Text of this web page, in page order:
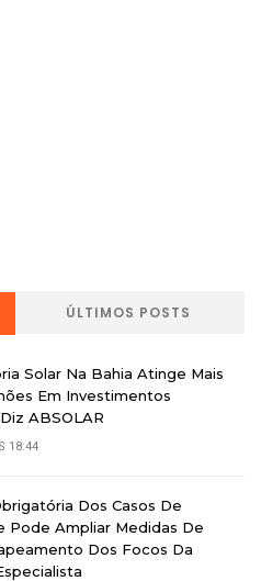
ÚLTIMOS POSTS
Solar Na Bahia Atinge Mais
Em Investimentos
ABSOLAR
18:44
Dos Casos De
Pode Ampliar Medidas De
Dos Focos Da